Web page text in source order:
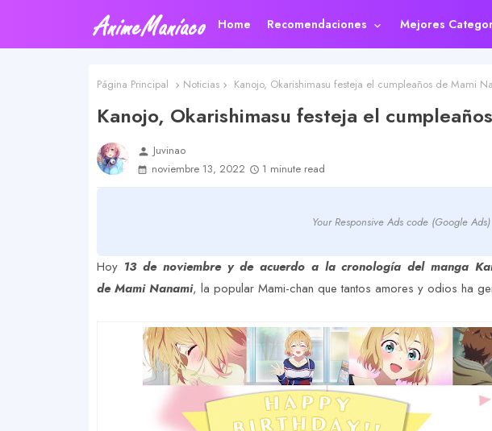
Home Recomendaciones Mejores
Página Principal Noticias Kanojo, Okarishimasu festeja el cumpleaños de Mami
Kanojo, Okarishimasu festeja el
person Juvinao
noviembre 13, 2022
1 minute read
Your Responsive Ads code (Google Ads)
Hoy13 de noviembre y de acuerdo a la cronología del manga
de Mami Nanami, la popular Mami-chan que tantos amores y odios ha